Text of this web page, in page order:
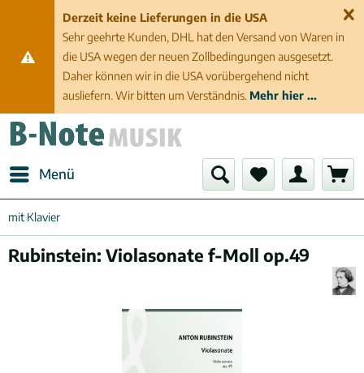
Derzeit keine Lieferungen in die USA
Sehr geehrte Kunden, DHL hat den Versand von Waren in
die USA wegen der neuen Zollbedingungen ausgesetzt.
Daher können wir in die USA vorübergehend nicht
ausliefern. Wir bitten um Verständnis. Mehr hier ...
Menü
mit Klavier
Rubinstein: Violasonate f-Moll op.49